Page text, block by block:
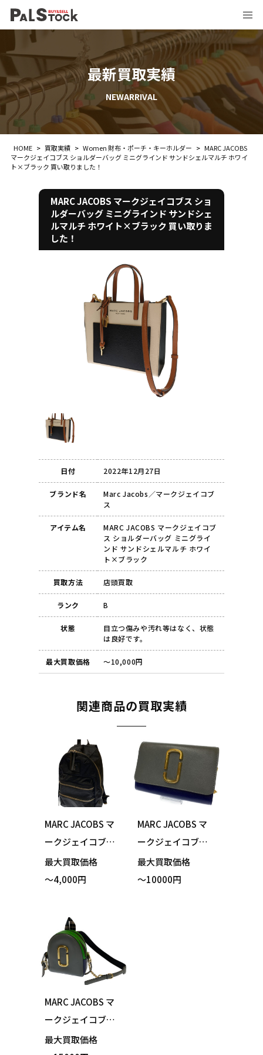
最新買取実績
NEWARRIVAL
HOME > 買取実績 > Women 財布・ポーチ・キーホルダー > MARC JACOBS
マークジェイコブス ショルダーバッグ ミニグラインド サンドシェルマルチ ホワイ
ト×ブラック 買い取りました！
MARC JACOBS マークジェイコブス ショ
ルダーバッグ ミニグラインド サンドシェ
ルマルチ ホワイト×ブラック 買い取りま
した！
日付 2022年12月27日
ブランド名
Marc Jacobs／マークジェイコブ
ス
アイテム名
MARC JACOBS マークジェイコブ
ス ショルダーバッグ ミニグライ
ンド サンドシェルマルチ ホワイ
ト×ブラック
買取方法 店頭買取
ランク B
状態
目立つ傷みや汚れ等はなく、状態
は良好です。
最大買取価格 ～10,000円
関連商品の買取実績
MARC JACOBS マ
ークジェイコブス
リュックサック デ
イバッグ ブラック
最大買取価格
～4,000円
MARC JACOBS マ
ークジェイコブス
ショルダーバッグ
スナップショット
最大買取価格
～10000円
MARC JACOBS マ
ークジェイコブス P
ACK SHOT パック
最大買取価格